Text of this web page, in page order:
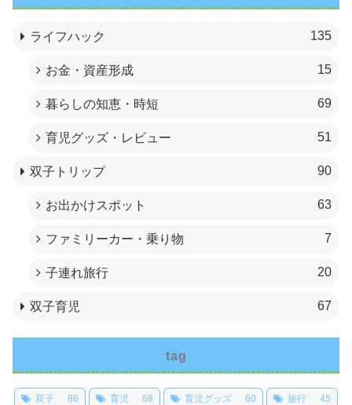
ライフハック 135
お金・資産形成 15
暮らしの知恵・時短 69
育児グッズ・レビュー 51
双子トリップ 90
お出かけスポット 63
ファミリーカー・乗り物 7
子連れ旅行 20
双子育児 67
tag
双子 86 育児 68 育児グッズ 60 旅行 45